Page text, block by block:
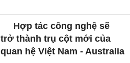
Hợp tác công nghệ sẽ
trở thành trụ cột mới của
quan hệ Việt Nam - Australia